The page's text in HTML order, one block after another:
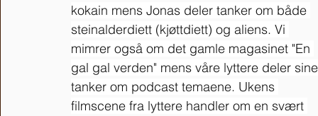
kokain mens Jonas deler tanker om både
steinalderdiett (kjøttdiett) og aliens. Vi
mimrer også om det gamle magasinet "En
gal gal verden" mens våre lyttere deler
tanker om podcast temaene. Ukens
filmscene fra lyttere handler om en svært